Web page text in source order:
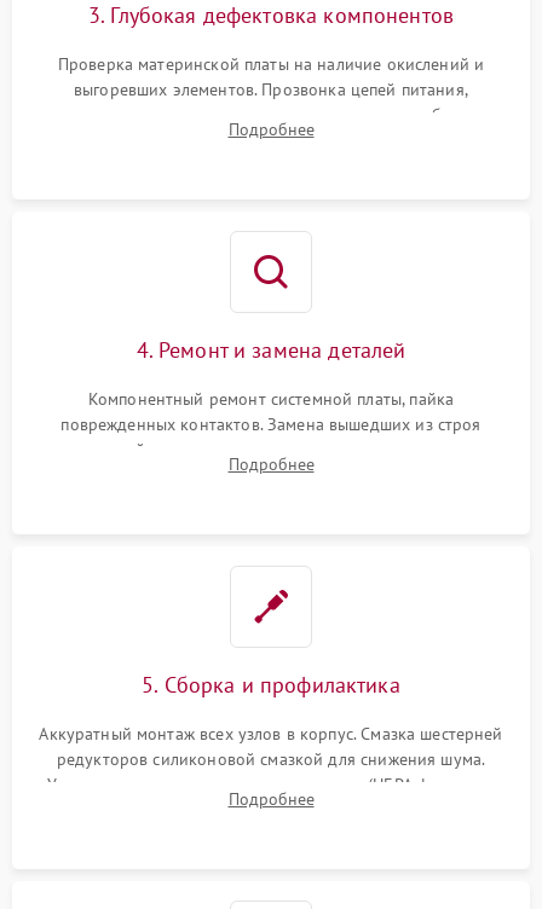
3. Глубокая дефектовка компонентов
Проверка материнской платы на наличие окислений и
выгоревших элементов. Прозвонка цепей питания,
тестирование приводных моторов колес и турбины
всасывания. Оценка состояния оптических и инфракрасных
Подробнее
4. Ремонт и замена деталей
Компонентный ремонт системной платы, пайка
поврежденных контактов. Замена вышедших из строя
двигателей, изношенного аккумулятора, неисправного
лидара или помпы подачи воды. Восстановление шлейфов и
Подробнее
5. Сборка и профилактика
Аккуратный монтаж всех узлов в корпус. Смазка шестерней
редукторов силиконовой смазкой для снижения шума.
Установка новых расходных материалов (HEPA-фильтров,
микрофибры, щеток). Надежная фиксация разъемов и
Подробнее